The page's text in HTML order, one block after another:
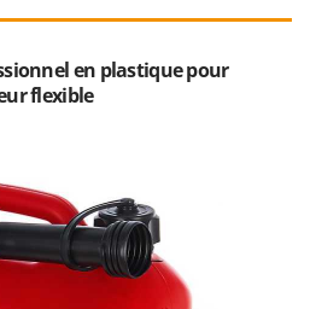
en plastique pour
flexible